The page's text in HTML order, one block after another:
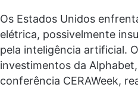
Os Estados Unidos
elétrica, possivelmente
pela inteligência artificial.
investimentos da
conferência CERAWeek,